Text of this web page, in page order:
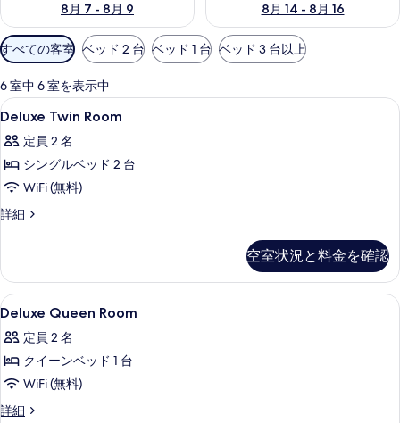
ラ
リ
ー
8月 7 - 8月 9
8月 14 - 8月 16
利
用
可
能
な
客
室
の
り
条
件
すべての客室 ベッド 2 台 ベッド 1 台 ベッド 3 台以上
6 室中 6 室を表示中
Deluxe
Twin
Room
の
す
べ
写
真
を
表
示
す
デスク、ノートパソコン用作業スペ
4
Deluxe Twin Room
定員 2 名
シングルベッド 2 台
WiFi (無料)
詳細
Deluxe
詳
細
空室状況と料金を確認
Deluxe
Queen
Room
の
す
べ
デスク、ノートパソコン用作業スペ
5
Deluxe Queen Room
定員 2 名
クイーンベッド 1 台
WiFi (無料)
詳細
Deluxe